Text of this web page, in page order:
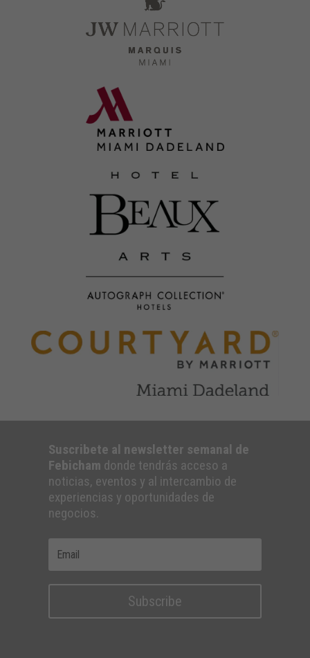
Suscribete al newsletter semanal de
Febicham donde tendrás acceso a
noticias, eventos y al intercambio de
experiencias y oportunidades de
negocios.
Subscribe